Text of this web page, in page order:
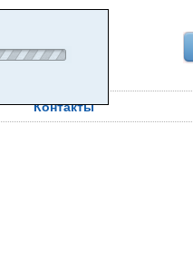
Контакты